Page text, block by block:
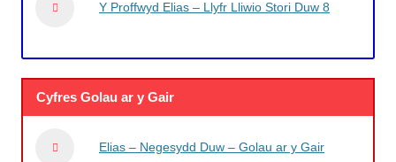
Y Proffwyd Elias – Llyfr Lliwio Stori Duw 8
Cyfres Golau ar y Gair
Elias – Negesydd Duw – Golau ar y Gair